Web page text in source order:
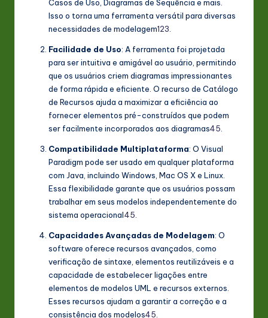
Casos de Uso, Diagramas de Sequência e mais.
Isso o torna uma ferramenta versátil para diversas
necessidades de modelagem123
Facilidade de Uso: A ferramenta foi projetada
para ser intuitiva e amigável ao usuário, permitindo
que os usuários criem diagramas impressionantes
de forma rápida e eficiente. O recurso de Catálogo
de Recursos ajuda a maximizar a eficiência ao
fornecer elementos pré-construídos que podem
ser facilmente incorporados aos diagramas45
Compatibilidade Multiplataforma: O Visual
Paradigm pode ser usado em qualquer plataforma
com Java, incluindo Windows, Mac OS X e Linux.
Essa flexibilidade garante que os usuários possam
trabalhar em seus modelos independentemente do
sistema operacional45
Capacidades Avançadas de Modelagem: O
software oferece recursos avançados, como
verificação de sintaxe, elementos reutilizáveis e a
capacidade de estabelecer ligações entre
elementos de modelos UML e recursos externos.
Esses recursos ajudam a garantir a correção e a
consistência dos modelos45